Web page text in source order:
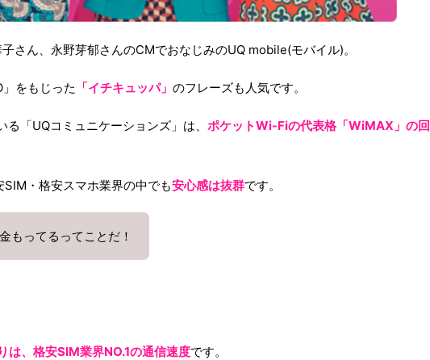
さん、永野芽郁さんのCMでおなじみのUQ mobile(モバイル)。
をもじった 「イチキュッパ」 のフレーズも人気です。
「UQコミュニケーションズ」は、 ポケットWi-Fiの代表格「WiMAX」の回
SIM・格安スマホ業界の中でも安心感は抜群です。
もってるってことだ！
は、格安SIM業界NO.1の通信速度です。